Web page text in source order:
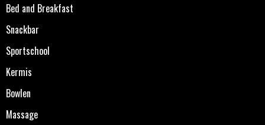
Bed and Breakfast
Snackbar
Sportschool
Kermis
Bowlen
Massage